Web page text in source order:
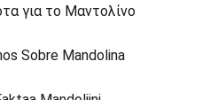
για το Μαντολίνο
Sobre Mandolina